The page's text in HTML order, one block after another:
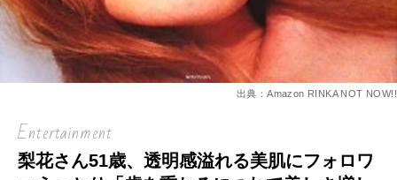
出典：Amazon RINKA NOT NOW!!
Entertainment
梨花さん51歳、透明感溢れる美肌にフォロワ